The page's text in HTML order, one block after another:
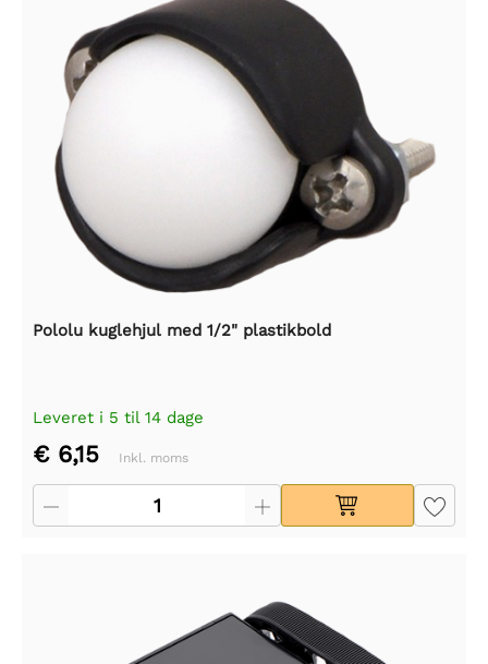
Pololu kuglehjul med 1/2" plastikbold
Leveret i 5 til 14 dage
€ 6,15 Inkl. moms